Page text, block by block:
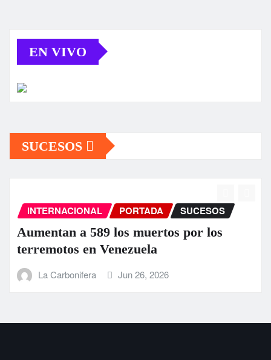
EN VIVO
SUCESOS
INTERNACIONAL PORTADA SUCESOS
Aumentan a 589 los muertos por los
terremotos en Venezuela
La Carbonifera Jun 26, 2026